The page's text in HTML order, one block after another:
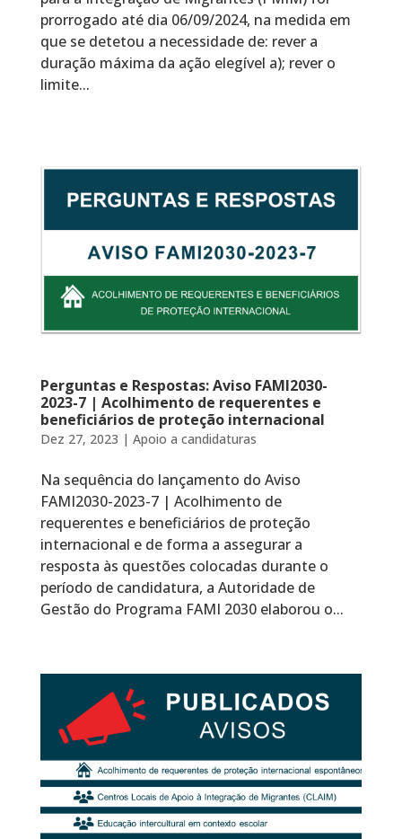
prorrogado até dia 06/09/2024, na medida em
que se detetou a necessidade de: rever a
duração máxima da ação elegível a); rever o
limite...
Perguntas e Respostas: Aviso FAMI2030-
2023-7 | Acolhimento de requerentes e
beneficiários de proteção internacional
Dez 27, 2023 | Apoio a candidaturas
Na sequência do lançamento do Aviso
FAMI2030-2023-7 | Acolhimento de
requerentes e beneficiários de proteção
internacional e de forma a assegurar a
resposta às questões colocadas durante o
período de candidatura, a Autoridade de
Gestão do Programa FAMI 2030 elaborou o...